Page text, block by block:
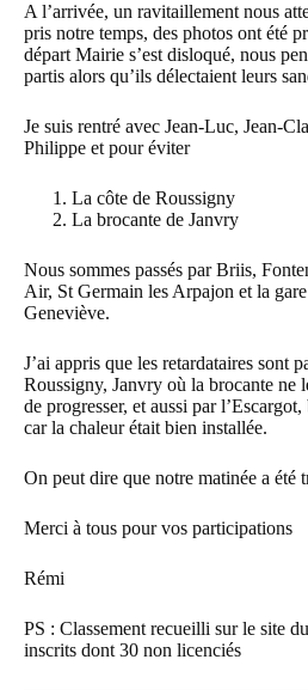
A l’arrivée, un ravitaillement nous
pris notre temps, des photos ont été
départ Mairie s’est disloqué, nous
partis alors qu’ils délectaient leurs
Je suis rentré avec Jean-Luc, Jean-
Philippe et pour éviter
La côte de Roussigny
La brocante de Janvry
Nous sommes passés par Briis,
Air, St Germain les Arpajon et la
Geneviève.
J’ai appris que les retardataires sont
Roussigny, Janvry où la brocante ne
de progresser, et aussi par
car la chaleur était bien installée.
On peut dire que notre matinée a été
Merci à tous pour vos participations
Rémi
PS : Classement recueilli sur le site
inscrits dont 30 non licenciés